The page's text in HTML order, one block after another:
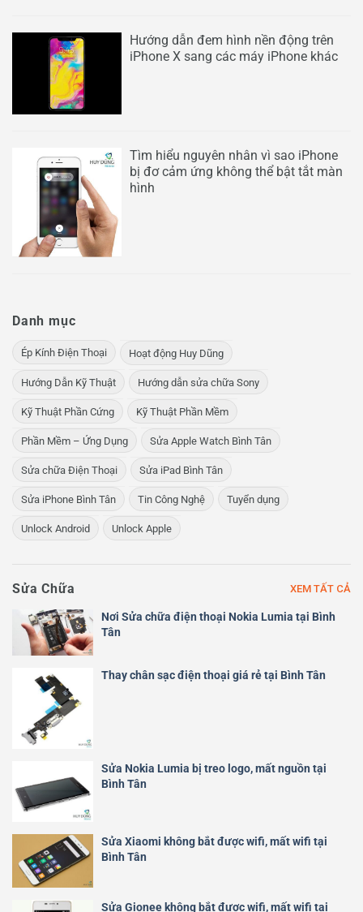
Hướng dẫn đem hình nền động trên
iPhone X sang các máy iPhone khác
Tìm hiểu nguyên nhân vì sao iPhone
bị đơ cảm ứng không thể bật tắt màn
hình
Danh mục
Ép Kính Điện Thoại Hoạt động Huy Dũng
Hướng Dẫn Kỹ Thuật Hướng dẫn sửa chữa Sony
Kỹ Thuật Phần Cứng Kỹ Thuật Phần Mềm
Phần Mềm – Ứng Dụng Sửa Apple Watch Bình Tân
Sửa chữa Điện Thoại Sửa iPad Bình Tân
Sửa iPhone Bình Tân Tin Công Nghệ Tuyển dụng
Unlock Android Unlock Apple
Sửa Chữa XEM TẤT CẢ
Nơi Sửa chữa điện thoại Nokia Lumia tại Bình
Tân
Thay chân sạc điện thoại giá rẻ tại Bình Tân
Sửa Nokia Lumia bị treo logo, mất nguồn tại
Bình Tân
Sửa Xiaomi không bắt được wifi, mất wifi tại
Bình Tân
Sửa Gionee không bắt được wifi, mất wifi tại